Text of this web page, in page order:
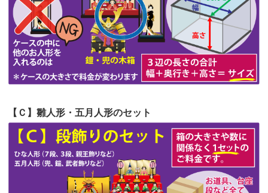
第53回人形供養祭令和4年7月1日(金)
第52回人形供養祭令和4年5月17日(火)
第51回人形供養祭令和4年4月18日(月)
第50回人形供養祭令和4年3月15日(火)
第49回人形供養祭令和4年1月17日(月)
第48回人形供養祭令和3年12月3日(金)
第47回人形供養祭 令和3年10月11日(月)
第46回人形供養祭 令和3年9月13日(月)
【Ｃ】雛人形・五月人形のセット